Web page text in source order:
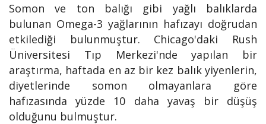
Somon ve ton balığı gibi yağlı balıklarda
bulunan Omega-3 yağlarının hafızayı doğrudan
etkilediği bulunmuştur. Chicago'daki Rush
Üniversitesi Tıp Merkezi'nde yapılan bir
araştırma, haftada en az bir kez balık yiyenlerin,
diyetlerinde somon olmayanlara göre
hafızasında yüzde 10 daha yavaş bir düşüş
olduğunu bulmuştur.